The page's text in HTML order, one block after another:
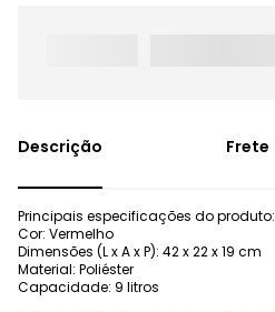
Frete
Principais especificações do produto:
Cor: Vermelho
Dimensões (L x A x P): 42 x 22 x 19 cm
Material: Poliéster
Capacidade: 9 litros